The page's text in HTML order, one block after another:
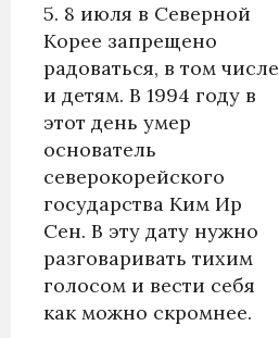
5. 8 июля в Северной
Корее запрещено
радоваться, в том числе
и детям. В 1994 году в
этот день умер
основатель
северокорейского
государства Ким Ир
Сен. В эту дату нужно
разговаривать тихим
голосом и вести себя
как можно скромнее.